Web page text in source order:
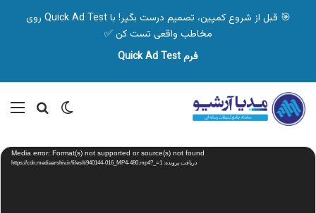
🎯 قبل از شروع کمپین، تصمیم درست بگیر! با Quick Ad Test روی
مخاطب واقعی تست کن ✅
فرم Quick Ad Test
تغییر پوسته
نمایشگر
ویدیو Media error: Format(s) not supported or source(s) not found
دریافت پرونده: https://cdn.mediaarshiv.ir/files/ti940144-016_MP4-480.mp4?_=1